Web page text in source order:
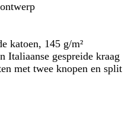
katoen, 145 g/m²
Italiaanse gespreide kraag
met twee knopen en split